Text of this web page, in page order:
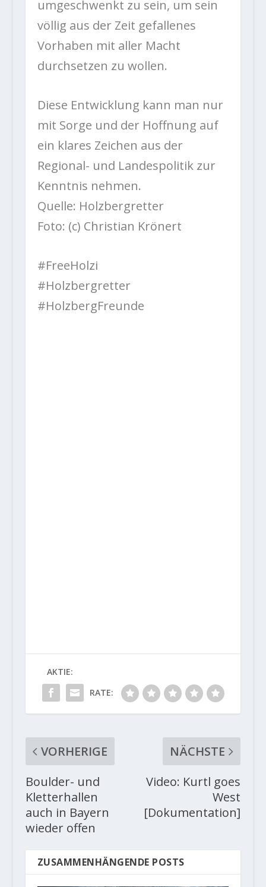
umgeschwenkt zu sein, um sein
völlig aus der Zeit gefallenes
Vorhaben mit aller Macht
durchsetzen zu wollen.
Diese Entwicklung kann man nur
mit Sorge und der Hoffnung auf
ein klares Zeichen aus der
Regional- und Landespolitik zur
Kenntnis nehmen.
Quelle: Holzbergretter
Foto: (c) Christian Krönert
#FreeHolzi
#Holzbergretter
#HolzbergFreunde
AKTIE:
RATE:
VORHERIGE
Boulder- und
Kletterhallen
auch in Bayern
wieder offen
NÄCHSTE
Video: Kurtl goes
West
[Dokumentation]
ZUSAMMENHÄNGENDE POSTS